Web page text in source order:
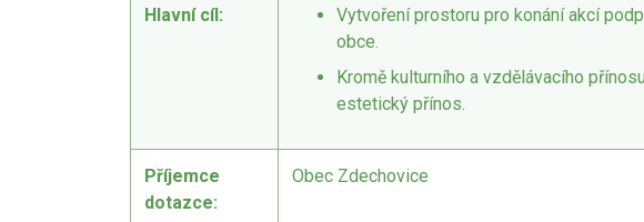
Hlavní cíl:
Vytvoření prostoru pro konání akcí
obce.
Kromě kulturního a vzdělávacího
estetický přínos.
Příjemce
dotazce:
Obec Zdechovice